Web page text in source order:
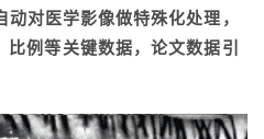
动对医学影像做特殊化处理，
比例等关键数据，论文数据引